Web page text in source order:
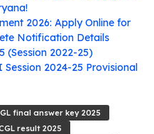
2026: Apply Online for
Notification Details
(Session 2022-25)
2024-25 Provisional
final answer key 2025
result 2025